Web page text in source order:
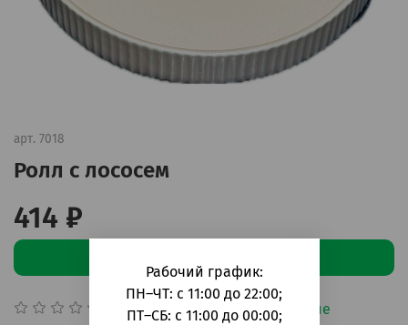
арт. 7018
Ролл с лососем
Добавить в сравнение
414 ₽
Рабочий график:
ПН–ЧТ: с 11:00 до 22:00;
ПТ–СБ: с 11:00 до 00:00;